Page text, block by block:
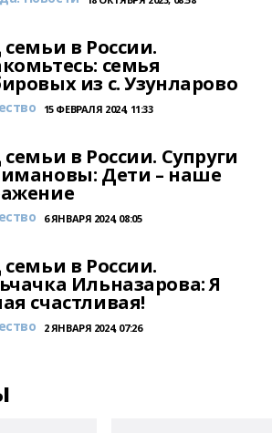
семьи в России.
семья
из с. Узунларово
15 ФЕВРАЛЯ 2024, 11:33
семьи в России. Супруги
Дети – наше
6 ЯНВАРЯ 2024, 08:05
семьи в России.
Ильназарова: Я
счастливая!
2 ЯНВАРЯ 2024, 07:26